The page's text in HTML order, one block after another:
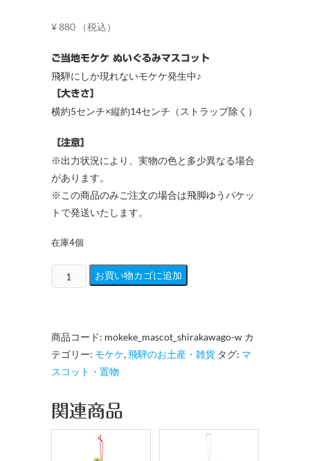
¥880 （税込）
ご当地モケケ ぬいぐるみマスコット
飛騨にしか現れないモケケ発生中♪
［大きさ］
横約5センチ×縦約14センチ（ストラップ除く）
［注意］
※出力状況により、実物の色と多少異なる場合
があります。
※この商品のみご注文の場合は飛脚ゆうパケッ
トで発送いたします。
在庫4個
ケ
い
ぐ
る
マ
ス
お買い物カゴに追加
商品コード: mokeke_mascot_shirakawago-w カ
テゴリー: モケケ,飛騨のお土産・雑貨 タグ: マ
スコット・置物
関連商品